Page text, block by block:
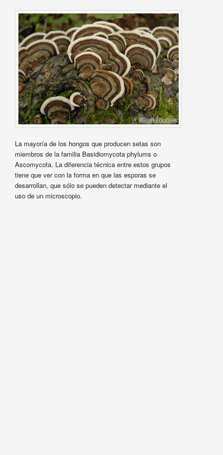
La mayoría de los hongos que producen setas son
miembros de la familia Basidiomycota phylums o
Ascomycota. La diferencia técnica entre estos grupos
tiene que ver con la forma en que las esporas se
desarrollan, que sólo se pueden detectar mediante el
uso de un microscopio.